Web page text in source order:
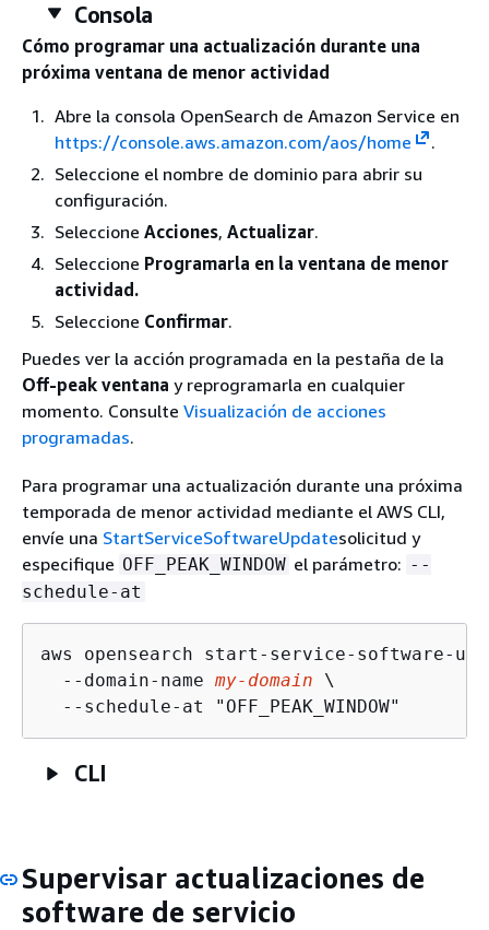
Consola
Cómo programar una actualización durante una
próxima ventana de menor actividad
Abre la consola OpenSearch de Amazon Service en
https://console.aws.amazon.com/aos/home
.
Seleccione el nombre de dominio para abrir su
configuración.
Seleccione Acciones, Actualizar.
Seleccione Programarla en la ventana de menor
actividad.
Seleccione Confirmar.
Puedes ver la acción programada en la pestaña de la
Off-peak ventana y reprogramarla en cualquier
momento. Consulte Visualización de acciones
programadas.
Para programar una actualización durante una próxima
temporada de menor actividad mediante el AWS CLI,
envíe una StartServiceSoftwareUpdatesolicitud y
especifique OFF_PEAK_WINDOW el parámetro: --
schedule-at
aws opensearch start-service-software-
  --domain-name
my-domain \
  --schedule-at "OFF_PEAK_WINDOW"
CLI
Supervisar actualizaciones de
software de servicio